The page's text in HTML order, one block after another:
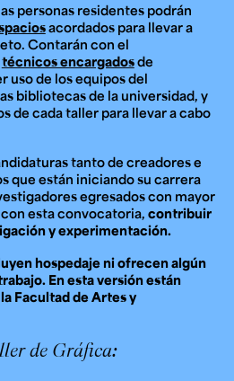
personas residentes podrán
acordados para llevar a
Contarán con el
técnicos encargadosde
uso de los equipos del
bibliotecas de la universidad, y
de cada taller para llevar a cabo
tanto de creadores e
que están iniciando su carrera
egresados con mayor
esta convocatoria, contribuir
y experimentación.
hospedaje ni ofrecen algún
En esta versión están
Facultad de Artes y
de Gráfica: